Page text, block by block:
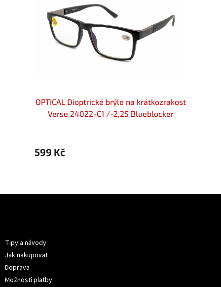
OPTICAL Dioptrické brýle na krátkozrakost
Verse 24022-C1 /-2,25 Blueblocker
599 Kč
Tipy a návody
Jak nakupovat
Doprava
Možností platby